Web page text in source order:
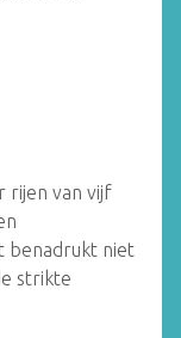
rijen van vijf
benadrukt niet
strikte